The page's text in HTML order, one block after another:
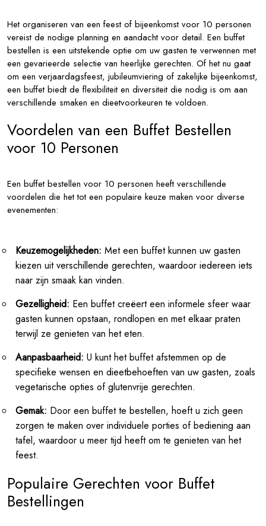
Het organiseren van een feest of bijeenkomst voor 10 personen
vereist de nodige planning en aandacht voor detail. Een buffet
bestellen is een uitstekende optie om uw gasten te verwennen met
een gevarieerde selectie van heerlijke gerechten. Of het nu gaat
om een verjaardagsfeest, jubileumviering of zakelijke bijeenkomst,
een buffet biedt de flexibiliteit en diversiteit die nodig is om aan
verschillende smaken en dieetvoorkeuren te voldoen.
Voordelen van een Buffet Bestellen
voor 10 Personen
Een buffet bestellen voor 10 personen heeft verschillende
voordelen die het tot een populaire keuze maken voor diverse
evenementen:
Keuzemogelijkheden: Met een buffet kunnen uw gasten
kiezen uit verschillende gerechten, waardoor iedereen iets
naar zijn smaak kan vinden.
Gezelligheid: Een buffet creëert een informele sfeer waar
gasten kunnen opstaan, rondlopen en met elkaar praten
terwijl ze genieten van het eten.
Aanpasbaarheid: U kunt het buffet afstemmen op de
specifieke wensen en dieetbehoeften van uw gasten, zoals
vegetarische opties of glutenvrije gerechten.
Gemak: Door een buffet te bestellen, hoeft u zich geen
zorgen te maken over individuele porties of bediening aan
tafel, waardoor u meer tijd heeft om te genieten van het
feest.
Populaire Gerechten voor Buffet
Bestellingen